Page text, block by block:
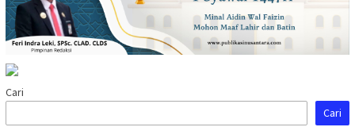
Cari
Cari